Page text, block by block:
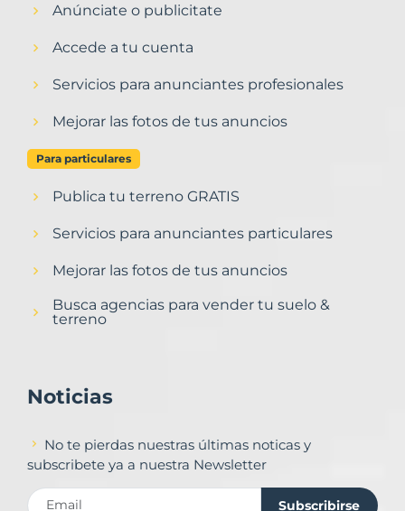
Anúnciate o publicitate
Accede a tu cuenta
Servicios para anunciantes profesionales
Mejorar las fotos de tus anuncios
Para particulares
Publica tu terreno GRATIS
Servicios para anunciantes particulares
Mejorar las fotos de tus anuncios
Busca agencias para vender tu suelo &
terreno
Noticias
No te pierdas nuestras últimas noticas y
subscribete ya a nuestra Newsletter
Subscribirse